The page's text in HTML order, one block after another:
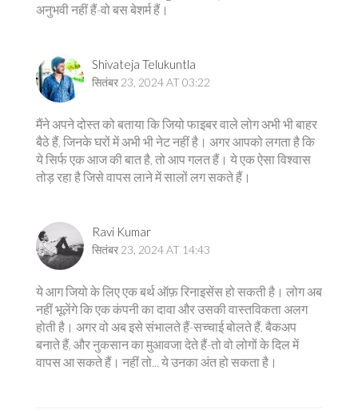
अनुभवी नहीं हैं-वो बस बेशर्म हैं।
Shivateja Telukuntla
सितंबर 23, 2024 AT 03:22
मैंने अपने दोस्त को बताया कि जियो फाइबर वाले लोग अभी भी बाहर
बैठे हैं, जिनके घरों में अभी भी नेट नहीं है। अगर आपको लगता है कि
ये सिर्फ एक आज की बात है, तो आप गलत हैं। ये एक ऐसा विश्वास
तोड़ रहा है जिसे वापस लाने में सालों लग सकते हैं।
Ravi Kumar
सितंबर 23, 2024 AT 14:43
ये आग जियो के लिए एक बर्थ ऑफ़ रिनाइसेंस हो सकती है। लोग अब
नहीं भूलेंगे कि एक कंपनी का दावा और उसकी वास्तविकता अलग
होती है। अगर वो अब इसे संभालते हैं-सच्चाई बोलते हैं, बैकअप
बनाते हैं, और नुकसान का मुआवजा देते हैं-तो वो लोगों के दिल में
वापस आ सकते हैं। नहीं तो... ये उनका अंत हो सकता है।